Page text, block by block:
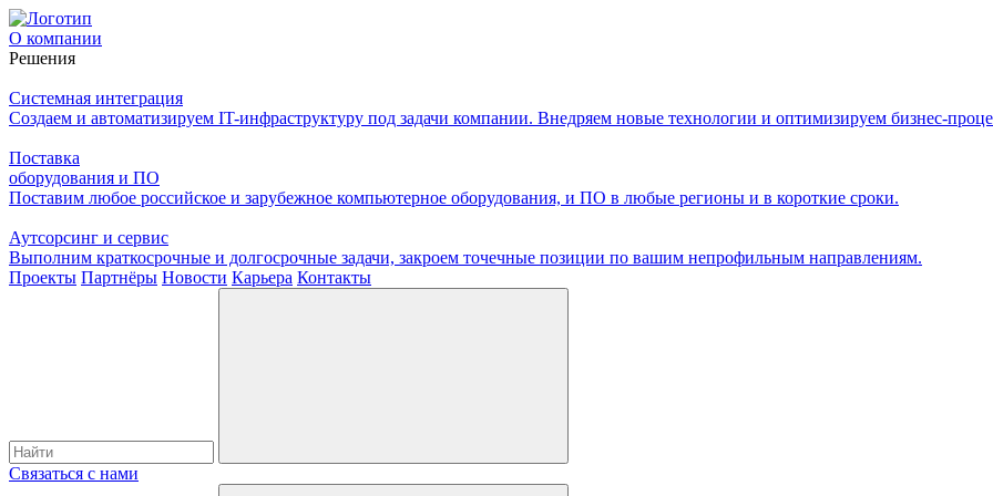
О компании
Решения
Системная интеграция
Создаем и автоматизируем IT-инфраструктуру под задачи компании. Внедряем новые технологии и оптимизируем бизнес-
Поставка
оборудования и ПО
Поставим любое российское и зарубежное компьютерное оборудования, и ПО в любые регионы и в короткие сроки.
Аутсорсинг и сервис
Выполним краткосрочные и долгосрочные задачи, закроем точечные позиции по вашим непрофильным направлениям.
Проекты Партнёры Новости Карьера Контакты
Связаться с нами